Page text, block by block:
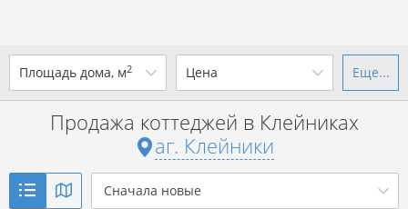
Площадь дома, м2
до
Показать 7 объявлений
Цена
от до
р. за всё
Еще...
Продажа коттеджей в Клейниках
аг. Клейники
Сначала новые
Ваш город -аг. Клейники?
Выбрать город